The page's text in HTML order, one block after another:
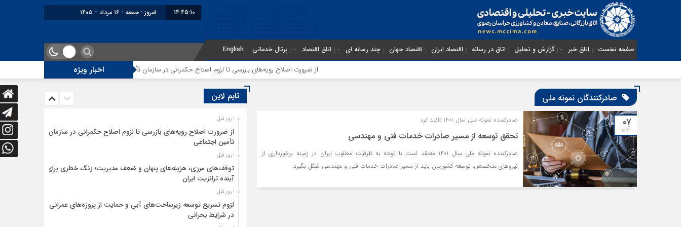
14:45:10 امروز : جمعه - ۱۶ مرداد - ۱۴۰۵
صفحه نخست اتاق خبر گزارش و تحلیل اتاق در رسانه اقتصاد ایران اقتصاد جهان چند رسانه ای اتاق اقتصاد پرتال خدماتی English
اخبار ویژه از ضرورت اصلاح رویه‌های بازرسی تا لزوم اصلاح حکمرانی در سازمان تأمین اجتماعی توقف‌های مرزی، هزینه‌های
صادرکنندگان نمونه ملی
۰۷
آبان
صادرکننده نمونه ملی سال 1401 تاکید کرد
تحقق توسعه از مسیر صادرات خدمات فنی و مهندسی
صادرکننده نمونه ملی سال 1401 معتقد است با توجه به ظرفیت مطلوب ایران در زمینه برخورداری از
نیروهای متخصص، توسعه کشورمان باید از مسیر صادرات خدمات فنی و مهندسی شکل بگیرد.
تایم لاین
1 روز قبل
از ضرورت اصلاح رویه‌های بازرسی تا لزوم اصلاح حکمرانی در سازمان
تأمین اجتماعی
1 روز قبل
توقف‌های مرزی، هزینه‌های پنهان و ضعف مدیریت؛ زنگ خطری برای
آینده ترانزیت ایران
1 روز قبل
لزوم تسریع توسعه زیرساخت‌های آبی و حمایت از پروژه‌های عمرانی
در شرایط بحرانی